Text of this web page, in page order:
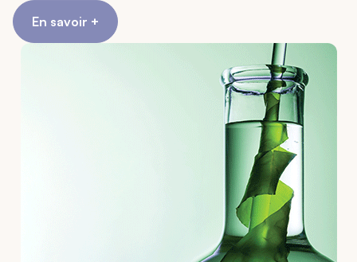
En savoir +